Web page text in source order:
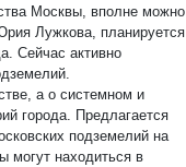
Москвы, вполне можно
Лужкова, планируется
Сейчас активно
а о системном и
города. Предлагается
подземелий на
могут находиться в